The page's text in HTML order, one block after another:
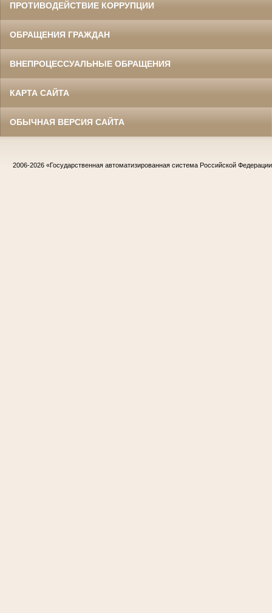
ПРОТИВОДЕЙСТВИЕ КОРРУПЦИИ
ОБРАЩЕНИЯ ГРАЖДАН
ВНЕПРОЦЕССУАЛЬНЫЕ ОБРАЩЕНИЯ
КАРТА САЙТА
ОБЫЧНАЯ ВЕРСИЯ САЙТА
2006-2026 «Государственная автоматизированная система Российской